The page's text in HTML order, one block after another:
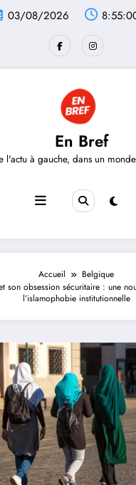
03/08/2026
En Bref
l'actu à gauche, dans un
Accueil
Belgique
son obsession sécuritaire : une
l’islamophobie institutionnelle